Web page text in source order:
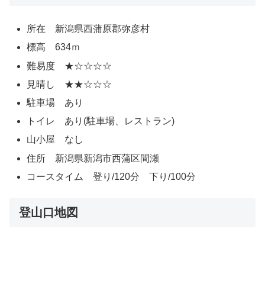
所在 新潟県西蒲原郡弥彦村
標高 634ｍ
難易度 ★☆☆☆☆
見晴し ★★☆☆☆
駐車場 あり
トイレ あり(駐車場、レストラン)
山小屋 なし
住所 新潟県新潟市西蒲区間瀬
コースタイム 登り/120分 下り/100分
登山口地図